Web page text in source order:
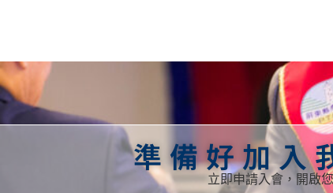
準備好加入
立即申請入會，開啟